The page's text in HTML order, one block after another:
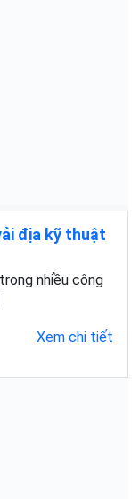
địa kỹ thuật
nhiều công
Xem chi tiết